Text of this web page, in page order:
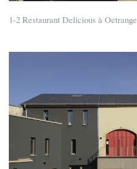
1-2 Restaurant Delicious à Oetrange